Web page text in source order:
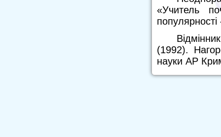
«Учитель
(1992).
науки АР